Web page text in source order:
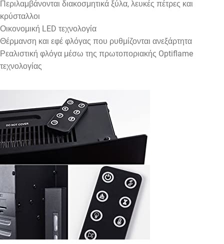
Περιλαμβάνονται διακοσμητικά ξύλα, λευκές πέτρες και
κρύσταλλοι
Οικονομική LED τεχνολογία
Θέρμανση και εφέ φλόγας που ρυθμίζονται ανεξάρτητα
Ρεαλιστική φλόγα μέσω της πρωτοποριακής Optiflame
τεχνολογίας